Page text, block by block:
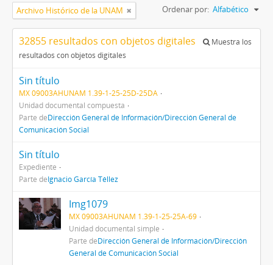
Archivo Histórico de la UNAM Ordenar por: Alfabético
32855 resultados con objetos digitales
Muestra los
resultados con objetos digitales
Sin título
MX 09003AHUNAM 1.39-1-25-25D-25DA
Unidad documental compuesta
Parte deDirección General de Información/Dirección General de
Comunicación Social
Sin título
Expediente
Parte deIgnacio García Téllez
Img1079
MX 09003AHUNAM 1.39-1-25-25A-69
Unidad documental simple
Parte deDirección General de Información/Dirección
General de Comunicación Social